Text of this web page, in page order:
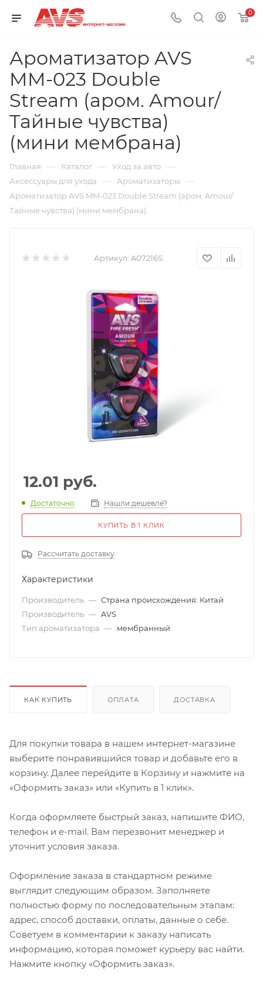
0
Ароматизатор AVS
MM-023 Double
Stream (аром. Amour/
Тайные чувства)
(мини мембрана)
Главная — Каталог — Уход за авто —
Аксессуары для ухода — Ароматизаторы —
Ароматизатор AVS MM-023 Double Stream (аром. Amour/
Тайные чувства) (мини мембрана)
Артикул: A07216S
12.01 руб.
Достаточно Нашли дешевле?
КУПИТЬ В 1 КЛИК
Рассчитать доставку
Характеристики
Производитель — Страна происхождения: Китай
Производитель — AVS
Тип ароматизатора — мембранный
КАК КУПИТЬ ОПЛАТА ДОСТАВКА
Для покупки товара в нашем интернет-магазине
выберите понравившийся товар и добавьте его в
корзину. Далее перейдите в Корзину и нажмите на
«Оформить заказ» или «Купить в 1 клик».
Когда оформляете быстрый заказ, напишите ФИО,
телефон и e-mail. Вам перезвонит менеджер и
уточнит условия заказа.
Оформление заказа в стандартном режиме
выглядит следующим образом. Заполняете
полностью форму по последовательным этапам:
адрес, способ доставки, оплаты, данные о себе.
Советуем в комментарии к заказу написать
информацию, которая поможет курьеру вас найти.
Нажмите кнопку «Оформить заказ».